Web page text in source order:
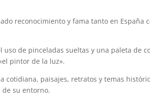
reconocimiento y fama tanto en España
de pinceladas sueltas y una paleta de
pintor de la luz».
cotidiana, paisajes, retratos y temas
su entorno.